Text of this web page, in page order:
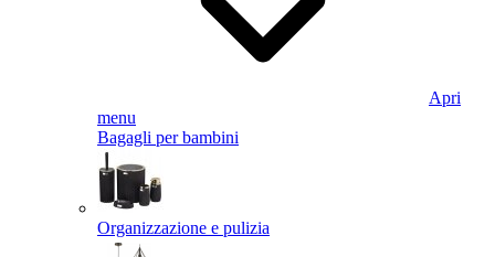
Apri
menu
Bagagli per bambini
Organizzazione e pulizia